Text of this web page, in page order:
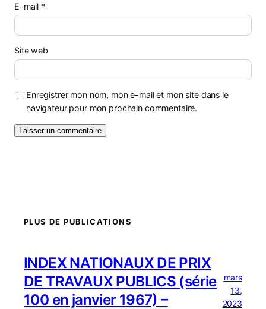
E-mail *
Site web
Enregistrer mon nom, mon e-mail et mon site dans le
navigateur pour mon prochain commentaire.
PLUS DE PUBLICATIONS
INDEX NATIONAUX DE PRIX
DE TRAVAUX PUBLICS (série
100 en janvier 1967) –
mars
13,
2023